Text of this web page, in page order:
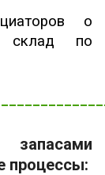
о
склад по
процессы: